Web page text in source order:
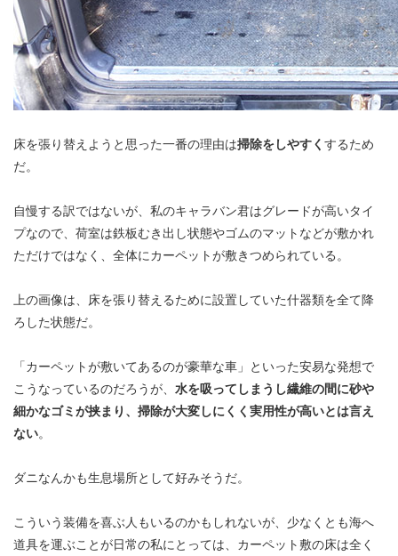
床を張り替えようと思った一番の理由は掃除をしやすく するため
だ。
自慢する訳ではないが、私のキャラバン君はグレードが高いタイ
プなので、荷室は鉄板むき出し状態やゴムのマットなどが敷かれ
ただけではなく、全体にカーペットが敷きつめられている。
上の画像は、床を張り替えるために設置していた什器類を全て降
ろした状態だ。
「カーペットが敷いてあるのが豪華な車」といった安易な発想で
こうなっているのだろうが、 水を吸ってしまうし繊維の間に砂や
細かなゴミが挟まり、掃除が大変しにくく実用性が高いとは言え
ない。
ダニなんかも生息場所として好みそうだ。
こういう装備を喜ぶ人もいるのかもしれないが、少なくとも海へ
道具を運ぶことが日常の私にとっては、カーペット敷の床は全く